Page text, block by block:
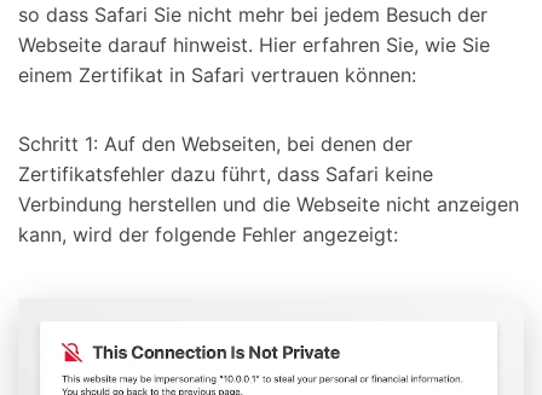
so dass Safari Sie nicht mehr bei jedem Besuch der
Webseite darauf hinweist. Hier erfahren Sie, wie Sie
einem Zertifikat in Safari vertrauen können:
Schritt 1: Auf den Webseiten, bei denen der
Zertifikatsfehler dazu führt, dass Safari keine
Verbindung herstellen und die Webseite nicht anzeigen
kann, wird der folgende Fehler angezeigt: